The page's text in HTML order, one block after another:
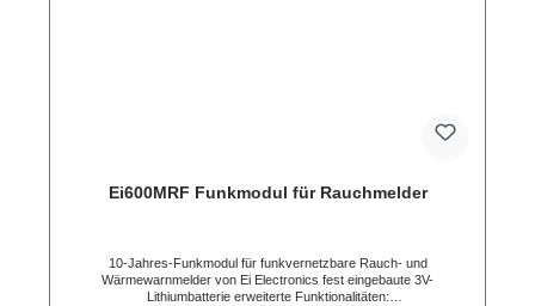
Ei600MRF Funkmodul für Rauchmelder
10-Jahres-Funkmodul für funkvernetzbare Rauch- und
Wärmewarnmelder von Ei Electronics fest eingebaute 3V-
Lithiumbatterie erweiterte Funktionalitäten: